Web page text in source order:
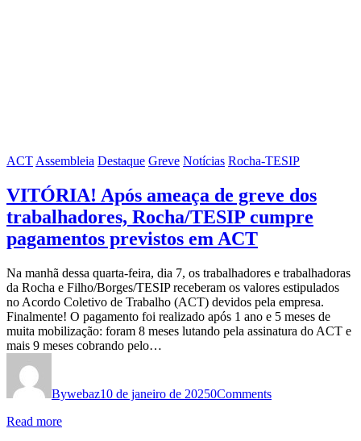
ACT Assembleia Destaque Greve Notícias Rocha-TESIP
VITÓRIA! Após ameaça de greve dos
trabalhadores, Rocha/TESIP cumpre
pagamentos previstos em ACT
Na manhã dessa quarta-feira, dia 7, os trabalhadores e trabalhadoras
da Rocha e Filho/Borges/TESIP receberam os valores estipulados
no Acordo Coletivo de Trabalho (ACT) devidos pela empresa.
Finalmente! O pagamento foi realizado após 1 ano e 5 meses de
muita mobilização: foram 8 meses lutando pela assinatura do ACT e
mais 9 meses cobrando pelo…
Bywebaz10 de janeiro de 20250Comments
Read more